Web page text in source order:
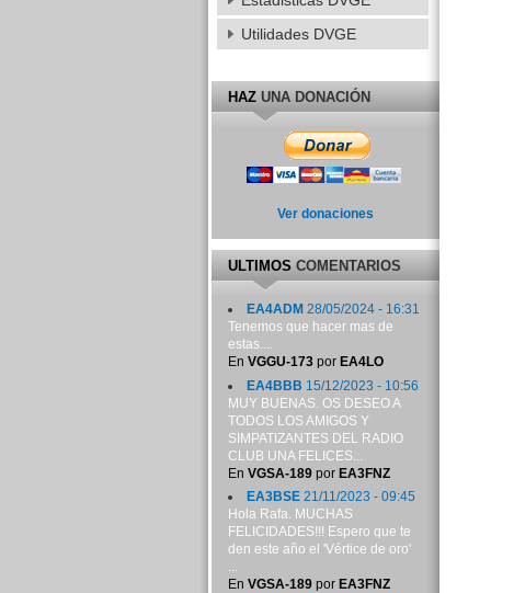
Utilidades DVGE
HAZUNA DONACIÓN
Ver donaciones
ULTIMOSCOMENTARIOS
EA4ADM 28/05/2024 - 16:31
Tenemos que hacer mas de
estas....
En VGGU-173por EA4LO
EA4BBB 15/12/2023 - 10:56
MUY BUENAS. OS DESEO A
TODOS LOS AMIGOS Y
SIMPATIZANTES DEL RADIO
CLUB UNA FELICES...
En VGSA-189por EA3FNZ
EA3BSE21/11/2023 - 09:45
Hola Rafa. MUCHAS
FELICIDADES!!! Espero que te
den este año el 'Vértice de oro'
...
En VGSA-189por EA3FNZ